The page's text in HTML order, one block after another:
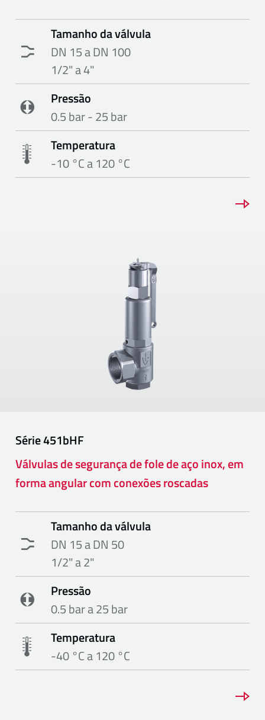
Tamanho da válvula
DN 15 a DN 100
1/2" a 4"
Pressão
0.5 bar - 25 bar
Temperatura
-10 °C a 120 °C
Série451bHF
Válvulas de segurança de fole de aço inox, em
forma angular com conexões roscadas
Tamanho da válvula
DN 15 a DN 50
1/2" a 2"
Pressão
0.5 bar a 25 bar
Temperatura
-40 °C a 120 °C